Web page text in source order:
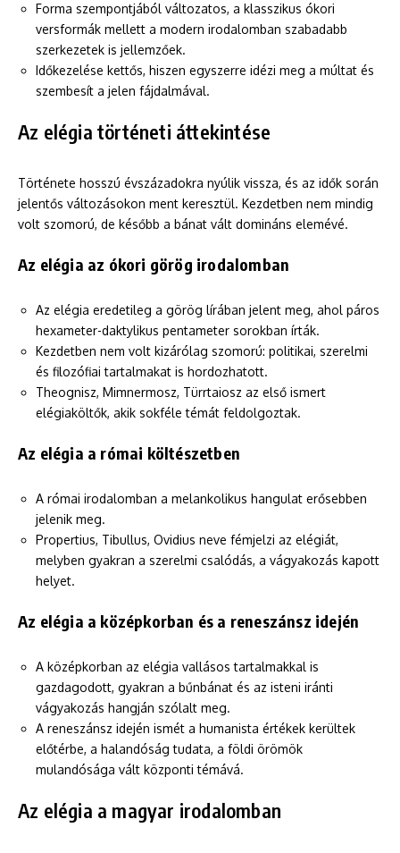
Forma szempontjából változatos, a klasszikus ókori
versformák mellett a modern irodalomban szabadabb
szerkezetek is jellemzőek.
Időkezelése kettős, hiszen egyszerre idézi meg a múltat és
szembesít a jelen fájdalmával.
Az elégia történeti áttekintése
Története hosszú évszázadokra nyúlik vissza, és az idők során
jelentős változásokon ment keresztül. Kezdetben nem mindig
volt szomorú, de később a bánat vált domináns elemévé.
Az elégia az ókori görög irodalomban
Az elégia eredetileg a görög lírában jelent meg, ahol páros
hexameter-daktylikus pentameter sorokban írták.
Kezdetben nem volt kizárólag szomorú: politikai, szerelmi
és filozófiai tartalmakat is hordozhatott.
Theognisz, Mimnermosz, Türrtaiosz az első ismert
elégiaköltők, akik sokféle témát feldolgoztak.
Az elégia a római költészetben
A római irodalomban a melankolikus hangulat erősebben
jelenik meg.
Propertius, Tibullus, Ovidius neve fémjelzi az elégiát,
melyben gyakran a szerelmi csalódás, a vágyakozás kapott
helyet.
Az elégia a középkorban és a reneszánsz idején
A középkorban az elégia vallásos tartalmakkal is
gazdagodott, gyakran a bűnbánat és az isteni iránti
vágyakozás hangján szólalt meg.
A reneszánsz idején ismét a humanista értékek kerültek
előtérbe, a halandóság tudata, a földi örömök
mulandósága vált központi témává.
Az elégia a magyar irodalomban